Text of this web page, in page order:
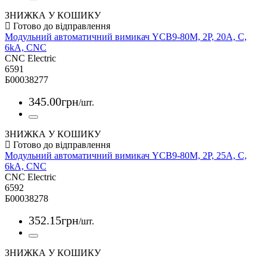
ЗНИЖКА У КОШИКУ
Модульний автоматичний вимикач YCB9-80M, 2Р, 20А, С,
6kА, CNC
CNC Electric
6591
Б00038277
345.00грн/шт.
ЗНИЖКА У КОШИКУ
Модульний автоматичний вимикач YCB9-80M, 2Р, 25А, С,
6kА, CNC
CNC Electric
6592
Б00038278
352.15грн/шт.
ЗНИЖКА У КОШИКУ